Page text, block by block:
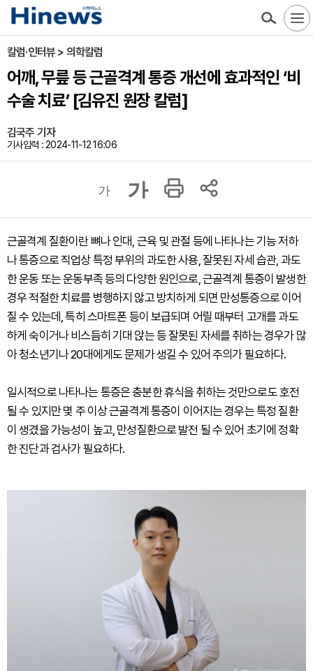
칼럼·인터뷰 > 의학칼럼
어깨, 무릎 등 근골격계 통증 개선에 효과적인 ‘비
수술 치료’ [김유진 원장 칼럼]
김국주 기자
기사입력 : 2024-11-12 16:06
가 가
근골격계 질환이란 뼈나 인대, 근육 및 관절 등에 나타나는 기능 저하
나 통증으로 직업상 특정 부위의 과도한 사용, 잘못된 자세 습관, 과도
한 운동 또는 운동부족 등의 다양한 원인으로, 근골격계 통증이 발생한
경우 적절한 치료를 병행하지 않고 방치하게 되면 만성통증으로 이어
질 수 있는데, 특히 스마트폰 등이 보급되며 어릴 때부터 고개를 과도
하게 숙이거나 비스듬히 기대 앉는 등 잘못된 자세를 취하는 경우가 많
아 청소년기나 20대에게도 문제가 생길 수 있어 주의가 필요하다.
일시적으로 나타나는 통증은 충분한 휴식을 취하는 것만으로도 호전
될 수 있지만 몇 주 이상 근골격계 통증이 이어지는 경우는 특정 질환
이 생겼을 가능성이 높고, 만성질환으로 발전 될 수 있어 초기에 정확
한 진단과 검사가 필요하다.